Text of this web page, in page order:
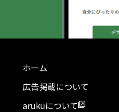
ホーム
広告掲載について
arukuについて